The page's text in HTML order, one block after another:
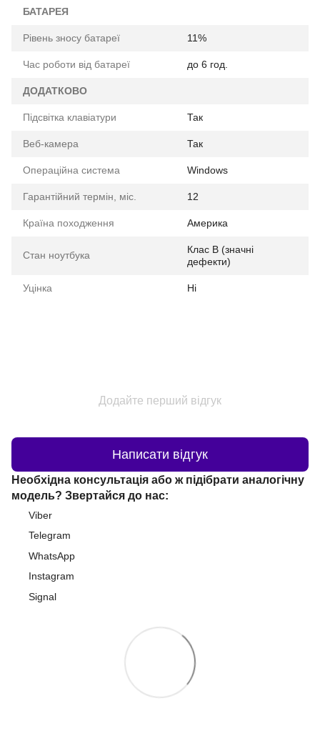
БАТАРЕЯ
Рівень зносу батареї 11%
Час роботи від батареї до 6 год.
ДОДАТКОВО
Підсвітка клавіатури Так
Веб-камера Так
Операційна система Windows
Гарантійний термін, міс. 12
Країна походження Америка
Стан ноутбука
Клас B (значні
дефекти)
Уцінка Ні
Додайте перший відгук
Написати відгук
Необхідна консультація або ж підібрати аналогічну
модель? Звертайся до нас:
Viber
Telegram
WhatsApp
Instagram
Signal